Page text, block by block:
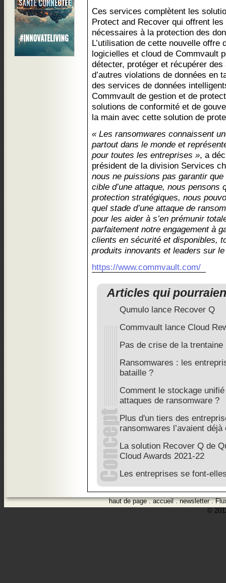
Ces services complètent les
Protect and Recover qui offrent
nécessaires à la protection des
L’utilisation de cette nouvelle
logicielles et cloud de Commvault
détecter, protéger et récupérer
d’autres violations de données en
des services de données
Commvault de gestion et de
solutions de conformité et de
la main avec cette solution de
« Les ransomwares connaissent
partout dans le monde et
pour toutes les entreprises », a
président de la division Services
nous ne puissions pas garantir
cible d’une attaque, nous pensons
protection stratégiques, nous
quel stade d’une attaque de
pour les aider à s’en prémunir
parfaitement notre engagement à
clients en sécurité et disponibles,
produits innovants et leaders sur
https://www.commvault.com/
Articles qui
Qumulo lance Recover Q
Commvault lance Cloud
Pas de crise de la
Ransomwares : les
bataille ?
Comment le stockage
attaques de ransomware ?
Plus d'un tiers des
ransomwares l’avaient
La solution Recover Q de
Cloud Awards 2021-22
Les entreprises se font-
haut de page.accueil.newsletter.
©